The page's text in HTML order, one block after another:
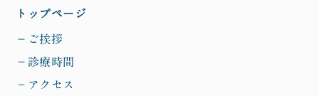
トップページ
−ご挨拶
−診療時間
−アクセス